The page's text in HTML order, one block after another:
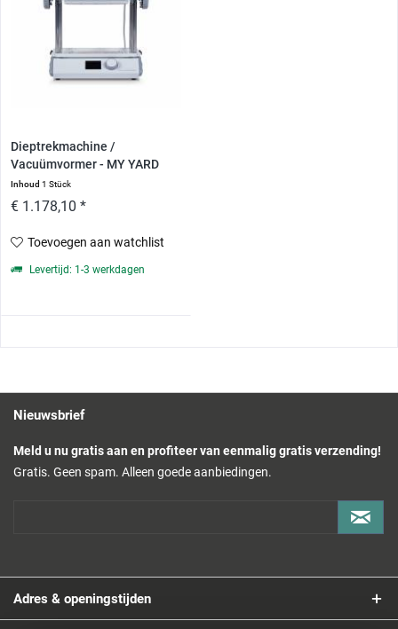
Dieptrekmachine /
Vacuümvormer - MY YARD
FORMART S
Inhoud1 Stück
€ 1.178,10 *
Toevoegen aan watchlist
Levertijd: 1-3 werkdagen
Nieuwsbrief
Meld u nu gratis aan en profiteer van eenmalig gratis verzending!
Gratis. Geen spam. Alleen goede aanbiedingen.
Adres & openingstijden